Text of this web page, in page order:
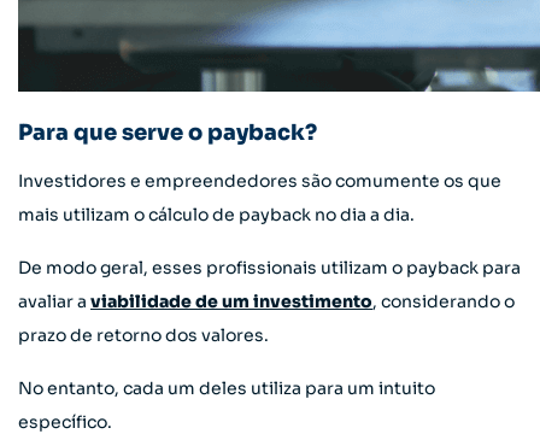
Para que serve o payback?
Investidores e empreendedores são comumente os que
mais utilizam o cálculo de payback no dia a dia.
De modo geral, esses profissionais utilizam o payback para
avaliar a viabilidade de um investimento, considerando o
prazo de retorno dos valores.
No entanto, cada um deles utiliza para um intuito
específico.